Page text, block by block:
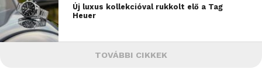
Új luxus kollekcióval rukkolt elő a Tag
Heuer
TOVÁBBI CIKKEK